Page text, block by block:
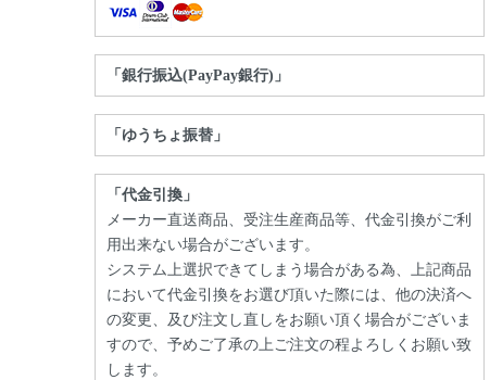
「銀行振込(PayPay銀行)」
「ゆうちょ振替」
「代金引換」
メーカー直送商品、受注生産商品等、代金引換がご利
用出来ない場合がございます。
システム上選択できてしまう場合がある為、上記商品
において代金引換をお選び頂いた際には、他の決済へ
の変更、及び注文し直しをお願い頂く場合がございま
すので、予めご了承の上ご注文の程よろしくお願い致
します。